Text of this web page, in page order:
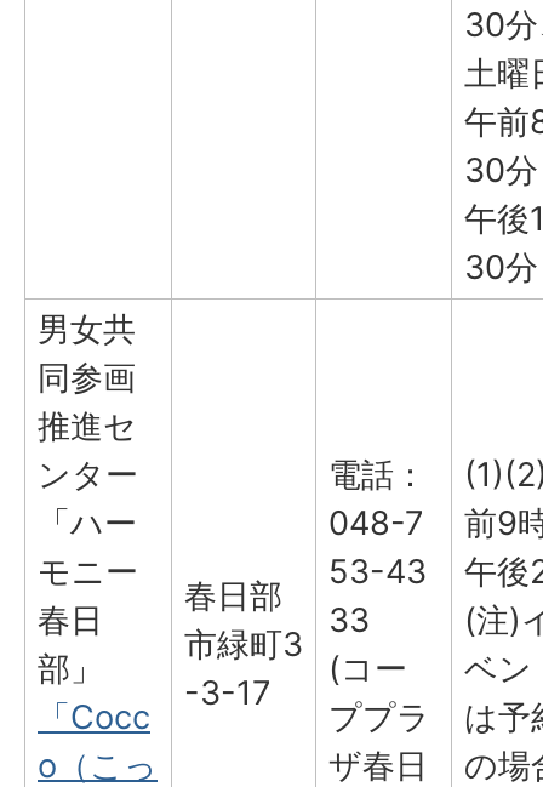
30
土曜
午前
30
午後
30分
男女共
同参画
推進セ
ンター
「ハー
モニー
春日
部」
「Cocc
o（こっ
春日部
市緑町3
-3-17
電話：
048-7
53-43
33
(コー
ププラ
ザ春日
前9
午後
(注)
ベン
は予
の場